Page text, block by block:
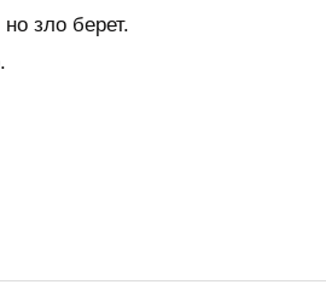
зло берет.